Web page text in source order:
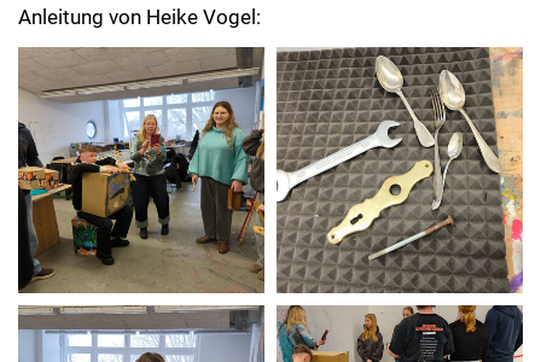
Anleitung von Heike Vogel: